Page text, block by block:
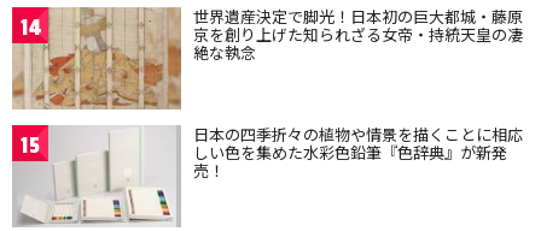
14 世界遺産決定で脚光！日本初の巨大都城・藤原
京を創り上げた知られざる女帝・持統天皇の凄
絶な執念
15 日本の四季折々の植物や情景を描くことに相応
しい色を集めた水彩色鉛筆『色辞典』が新発
売！